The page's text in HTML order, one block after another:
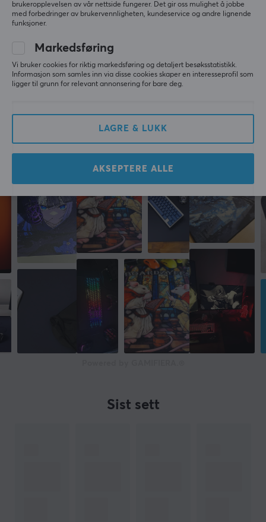
2 yr. ago
6 likes
Tor Atle K
Verifisert kjøper
Level 6
Nice Specialist
Corsair MM300 PRO Musematte Extended
Mer fra vårt fellesskap
Sist sett
brukeropplevelsen av vår nettside fungerer. Det gir oss mulighet å jobbe
med forbedringer av brukervennligheten, kundeservice og andre lignende
funksjoner.
Markedsføring
Vi bruker cookies for riktig markedsføring og detaljert besøksstatistikk.
Informasjon som samles inn via disse cookies skaper en interesseprofil som
ligger til grunn for relevant annonsering for bare deg.
LAGRE & LUKK
AKSEPTERE ALLE